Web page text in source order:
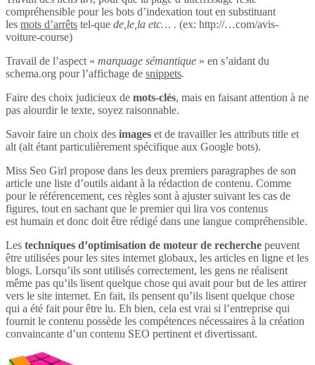
compréhensible pour les bots d’indexation tout en substituant
les mots d’arrêts tel-que de,le,la etc… . (ex: http://…com/avis-
voiture-course)
Travail de l’aspect « marquage sémantique » en s’aidant du
schema.org pour l’affichage de snippets.
Faire des choix judicieux de mots-clés, mais en faisant attention à ne
pas alourdir le texte, soyez raisonnable.
Savoir faire un choix des images et de travailler les attributs title et
alt (alt étant particulièrement spécifique aux Google bots).
Miss Seo Girl propose dans les deux premiers paragraphes de son
article une liste d’outils aidant à la rédaction de contenu. Comme
pour le référencement, ces règles sont à ajuster suivant les cas de
figures, tout en sachant que le premier qui lira vos contenus
est humain et donc doit être rédigé dans une langue compréhensible.
Les techniques d’optimisation de moteur de recherche peuvent
être utilisées pour les sites internet globaux, les articles en ligne et les
blogs. Lorsqu’ils sont utilisés correctement, les gens ne réalisent
même pas qu’ils lisent quelque chose qui avait pour but de les attirer
vers le site internet. En fait, ils pensent qu’ils lisent quelque chose
qui a été fait pour être lu. Eh bien, cela est vrai si l’entreprise qui
fournit le contenu possède les compétences nécessaires à la création
convaincante d’un contenu SEO pertinent et divertissant.